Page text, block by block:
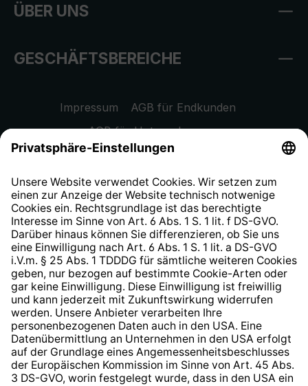
ÜBER UNS
GESCHÄFTSBEREICHE
Impressum
AGB für Endkunden
AGB für Unternehmen
Datenschutzhinweis
Widerrufsrecht
Hinweisgeberschutzsystem
Barrierefreiheit